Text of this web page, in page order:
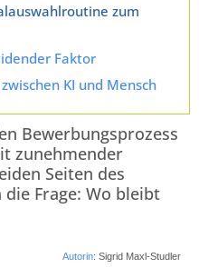
zum
Faktor
KI und Mensch
Bewerbungsprozess
zunehmender
Seiten des
Frage: Wo bleibt
Autorin: Sigrid Maxl-Studler